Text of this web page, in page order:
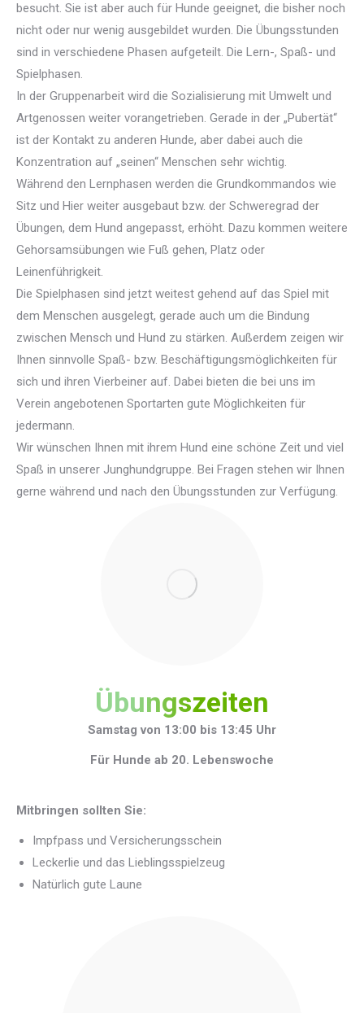
besucht. Sie ist aber auch für Hunde geeignet, die bisher noch
nicht oder nur wenig ausgebildet wurden. Die Übungsstunden
sind in verschiedene Phasen aufgeteilt. Die Lern-, Spaß- und
Spielphasen.
In der Gruppenarbeit wird die Sozialisierung mit Umwelt und
Artgenossen weiter vorangetrieben. Gerade in der „Pubertät“
ist der Kontakt zu anderen Hunde, aber dabei auch die
Konzentration auf „seinen“ Menschen sehr wichtig.
Während den Lernphasen werden die Grundkommandos wie
Sitz und Hier weiter ausgebaut bzw. der Schweregrad der
Übungen, dem Hund angepasst, erhöht. Dazu kommen weitere
Gehorsamsübungen wie Fuß gehen, Platz oder
Leinenführigkeit.
Die Spielphasen sind jetzt weitest gehend auf das Spiel mit
dem Menschen ausgelegt, gerade auch um die Bindung
zwischen Mensch und Hund zu stärken. Außerdem zeigen wir
Ihnen sinnvolle Spaß- bzw. Beschäftigungsmöglichkeiten für
sich und ihren Vierbeiner auf. Dabei bieten die bei uns im
Verein angebotenen Sportarten gute Möglichkeiten für
jedermann.
Wir wünschen Ihnen mit ihrem Hund eine schöne Zeit und viel
Spaß in unserer Junghundgruppe. Bei Fragen stehen wir Ihnen
gerne während und nach den Übungsstunden zur Verfügung.
Übungszeiten
Samstag von 13:00 bis 13:45 Uhr
Für Hunde ab 20. Lebenswoche
Mitbringen sollten Sie:
Impfpass und Versicherungsschein
Leckerlie und das Lieblingsspielzeug
Natürlich gute Laune